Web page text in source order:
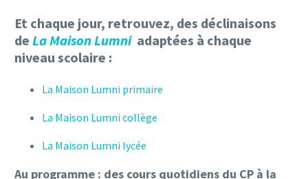
Et chaque jour, retrouvez, des déclinaisons
de La Maison Lumniadaptées à chaque
niveau scolaire :
La Maison Lumni primaire
La Maison Lumni collège
La Maison Lumni lycée
Au programme : des cours quotidiens du CP à la